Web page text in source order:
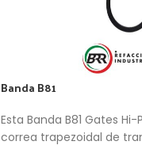
Banda B81
Esta Banda B81 Gates Hi-
correa trapezoidal de